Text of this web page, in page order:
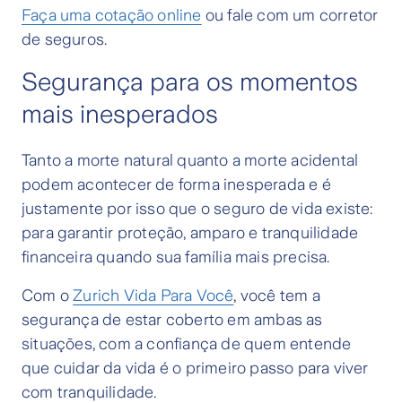
Faça uma cotação online ou fale com um corretor
de seguros.
Segurança para os momentos
mais inesperados
Tanto a morte natural quanto a morte acidental
podem acontecer de forma inesperada e é
justamente por isso que o seguro de vida existe:
para garantir proteção, amparo e tranquilidade
financeira quando sua família mais precisa.
Com oZurich Vida Para Você, você tem a
segurança de estar coberto em ambas as
situações, com a confiança de quem entende
que cuidar da vida é o primeiro passo para viver
com tranquilidade.